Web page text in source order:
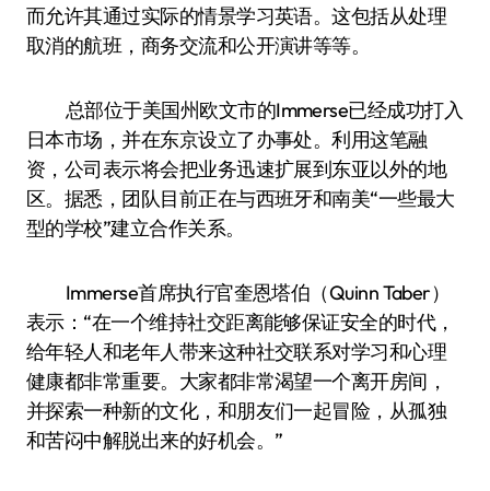
而允许其通过实际的情景学习英语。这包括从处理
取消的航班，商务交流和公开演讲等等。
总部位于美国州欧文市的Immerse已经成功打入
日本市场，并在东京设立了办事处。利用这笔融
资，公司表示将会把业务迅速扩展到东亚以外的地
区。据悉，团队目前正在与西班牙和南美“一些最大
型的学校”建立合作关系。
Immerse首席执行官奎恩塔伯（Quinn Taber）
表示：“在一个维持社交距离能够保证安全的时代，
给年轻人和老年人带来这种社交联系对学习和心理
健康都非常重要。大家都非常渴望一个离开房间，
并探索一种新的文化，和朋友们一起冒险，从孤独
和苦闷中解脱出来的好机会。”